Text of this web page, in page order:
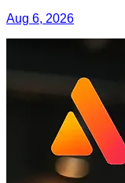
Aug 6, 2026